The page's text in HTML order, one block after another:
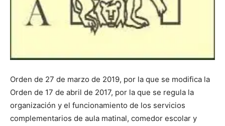
Orden de 27 de marzo de 2019, por la que se modifica la
Orden de 17 de abril de 2017, por la que se regula la
organización y el funcionamiento de los servicios
complementarios de aula matinal, comedor escolar y